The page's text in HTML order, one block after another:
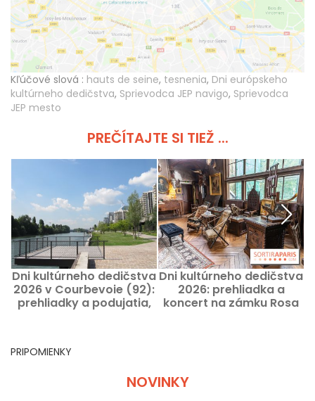
Kľúčové slová : hauts de seine, tesnenia, Dni európskeho
kultúrneho dedičstva, Sprievodca JEP navigo, Sprievodca
JEP mesto
PREČÍTAJTE SI TIEŽ ...
Dni kultúrneho dedičstva
2026 v Courbevoie (92):
prehliadky a podujatia,
Dni kultúrneho dedičstva
2026: prehliadka a
koncert na zámku Rosa
PRIPOMIENKY
NOVINKY